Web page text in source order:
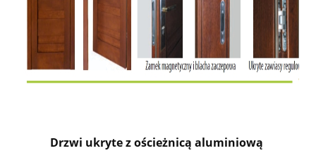
Drzwi ukryte z ościeżnicą aluminiową